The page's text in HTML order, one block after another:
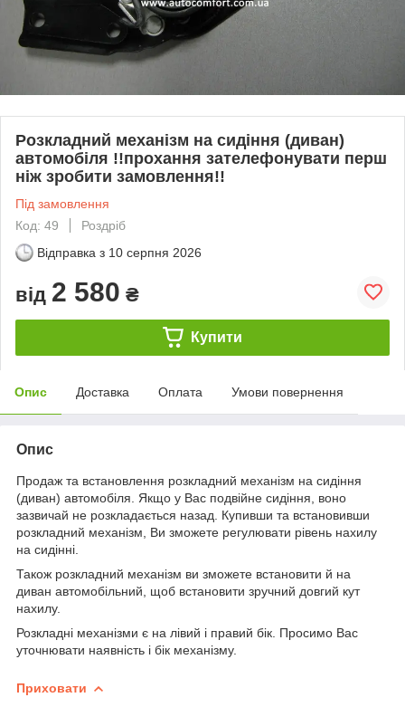
Розкладний механізм на сидіння (диван)
автомобіля !!прохання зателефонувати перш
ніж зробити замовлення!!
Під замовлення
Код: 49
Роздріб
Відправка з 10 серпня 2026
від 2 580 ₴
Купити
Опис Доставка Оплата Умови повернення
Опис
Продаж та встановлення розкладний механізм на сидіння
(диван) автомобіля. Якщо у Вас подвійне сидіння, воно
зазвичай не розкладається назад. Купивши та встановивши
розкладний механізм, Ви зможете регулювати рівень нахилу
на сидінні.
Також розкладний механізм ви зможете встановити й на
диван автомобільний, щоб встановити зручний довгий кут
нахилу.
Розкладні механізми є на лівий і правий бік. Просимо Вас
уточнювати наявність і бік механізму.
Приховати